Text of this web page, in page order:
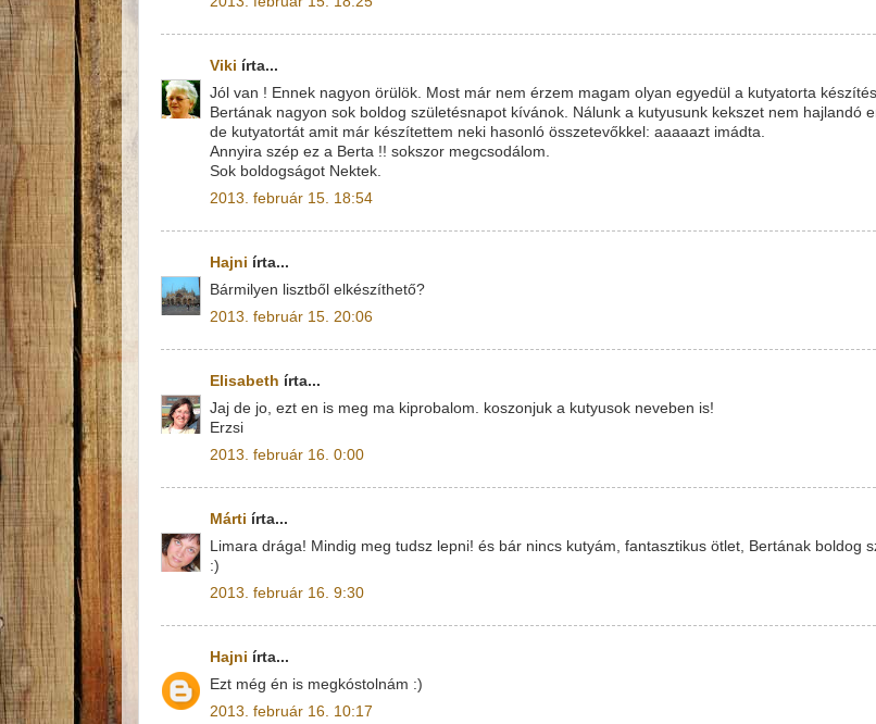
Viki írta...
Jól van ! Ennek nagyon örülök. Most már nem érzem magam olyan egyedül a kutyatorta
Bertának nagyon sok boldog születésnapot kívánok. Nálunk a kutyusunk kekszet nem hajlandó
de kutyatortát amit már készítettem neki hasonló összetevőkkel: aaaaazt imádta.
Annyira szép ez a Berta !! sokszor megcsodálom.
Sok boldogságot Nektek.
2013. február 15. 18:54
Hajni írta...
Bármilyen lisztből elkészíthető?
2013. február 15. 20:06
Elisabeth írta...
Jaj de jo, ezt en is meg ma kiprobalom. koszonjuk a kutyusok neveben is!
Erzsi
2013. február 16. 0:00
Márti írta...
Limara drága! Mindig meg tudsz lepni! és bár nincs kutyám, fantasztikus ötlet, Bertának boldog
:)
2013. február 16. 9:30
Hajni írta...
Ezt még én is megkóstolnám :)
2013. február 16. 10:17